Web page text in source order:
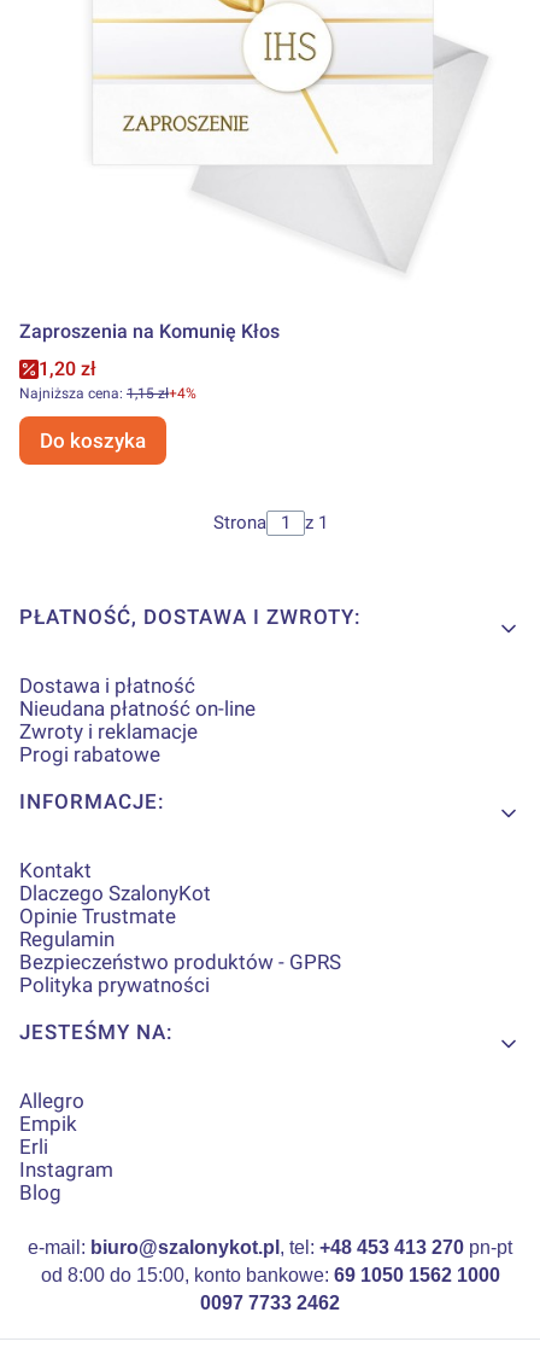
Zaproszenia na Komunię Kłos
Cena promocyjna
1,20 zł
Najniższa cena: 1,15 zł+4%
Do koszyka
Strona z 1
Linki w stopce
PŁATNOŚĆ, DOSTAWA I ZWROTY:
Dostawa i płatność
Nieudana płatność on-line
Zwroty i reklamacje
Progi rabatowe
INFORMACJE:
Kontakt
Dlaczego SzalonyKot
Opinie Trustmate
Regulamin
Bezpieczeństwo produktów - GPRS
Polityka prywatności
JESTEŚMY NA:
Allegro
Empik
Erli
Instagram
Blog
e-mail: biuro@szalonykot.pl , tel: +48 453 413 270 pn-pt
od 8:00 do 15:00, konto bankowe: 69 1050 1562 1000
0097 7733 2462